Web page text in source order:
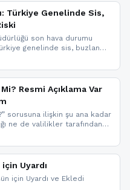
Türkiye Genelinde Sis,
son hava durumu
genelinde sis, buzlanma
Anadolu ve Doğu
meteoroloji gelişmeleri.
Resmi Açıklama Var
sorusuna ilişkin şu ana kadar
ne de valilikler tarafından
bulunmamaktadır.
şekilde haberdar olmak için
bildirimleri açabilirsiniz.
Uyardı
için Uyardı ve Ekledi